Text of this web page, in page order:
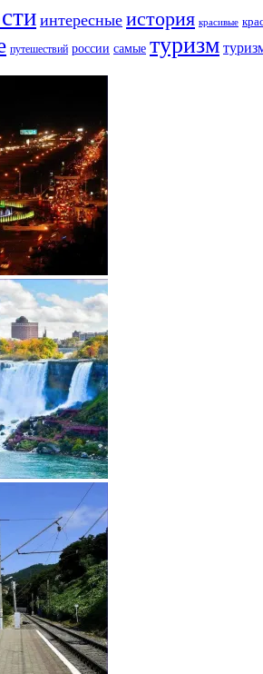
интересные история красивые
путешествий россии самые туризм